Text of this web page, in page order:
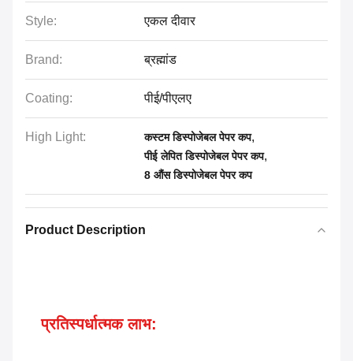
Style: एकल दीवार
Brand: ब्रह्मांड
Coating: पीई/पीएलए
High Light: कस्टम डिस्पोजेबल पेपर कप,
पीई लेपित डिस्पोजेबल पेपर कप,
8 औंस डिस्पोजेबल पेपर कप
Product Description
प्रतिस्पर्धात्मक लाभ: